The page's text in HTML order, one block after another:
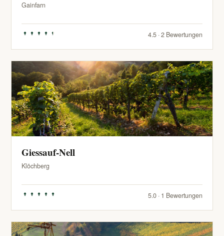
Gainfarn
4.5 · 2 Bewertungen
Giessauf-Nell
Klöchberg
5.0 · 1 Bewertungen